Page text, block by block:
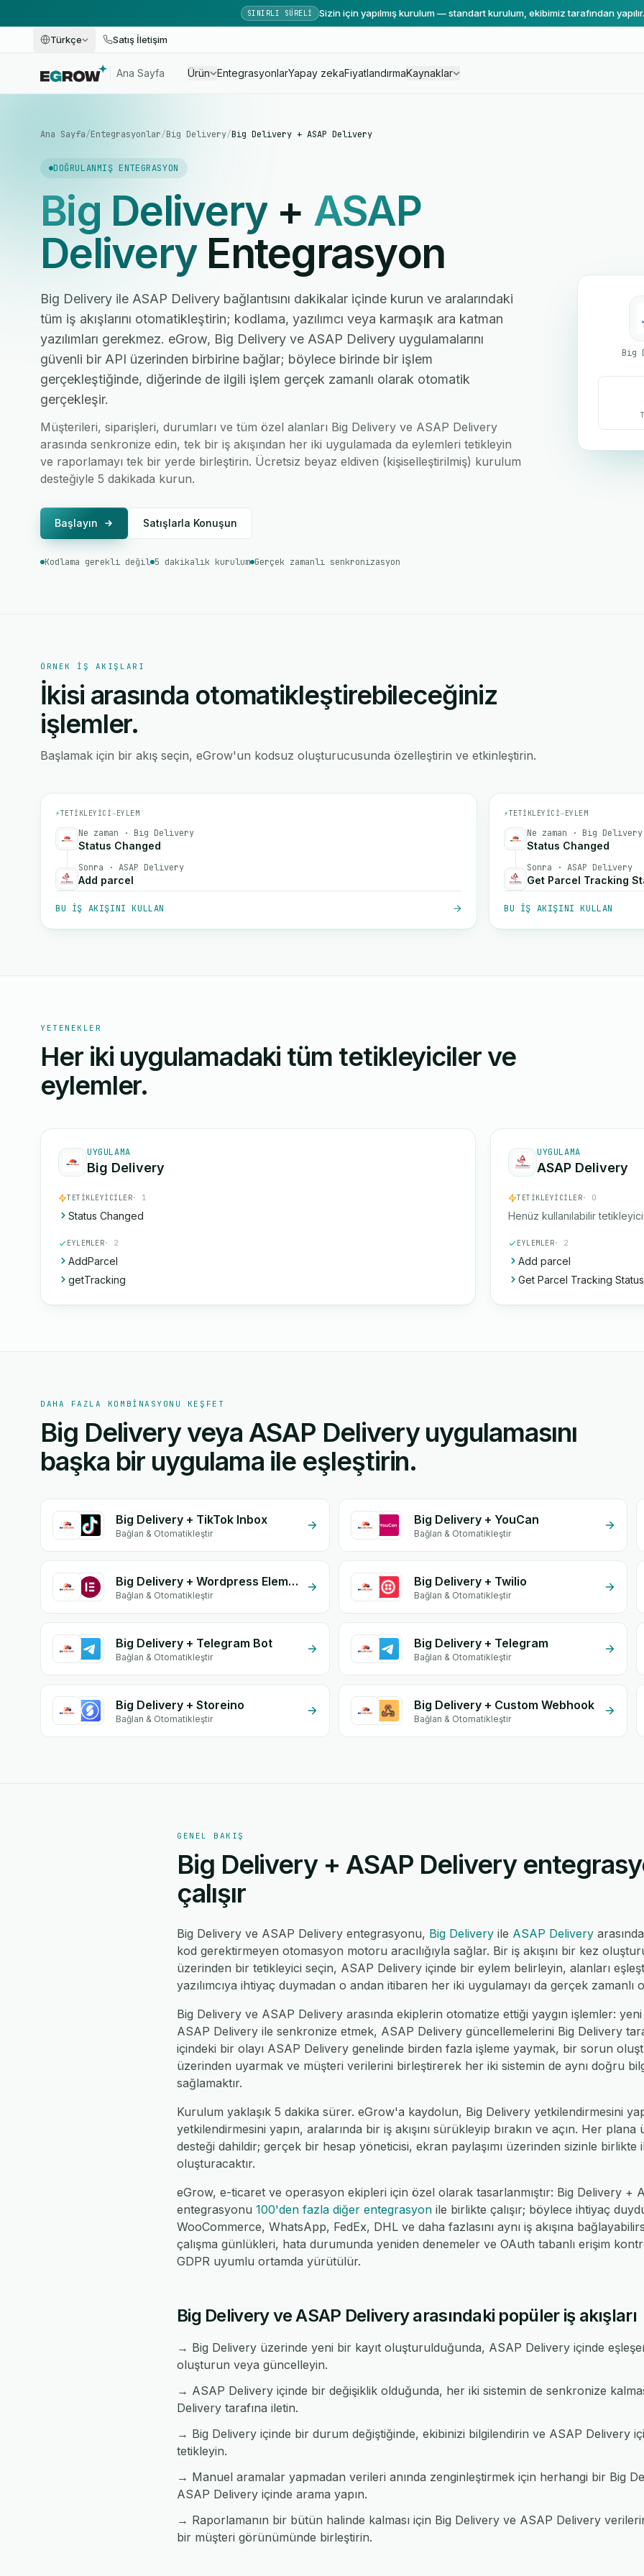
SINIRLI SÜRELI Sizin için yapılmış kurulum — standart kurulum, ekibimiz tarafından yapılır.
Türkçe Satış İletişim
Ana Sayfa Ürün EntegrasyonlarYapay zekaFiyatlandırmaKaynaklar
Ana Sayfa/Entegrasyonlar/Big Delivery/Big Delivery + ASAP Delivery
DOĞRULANMIŞ ENTEGRASYON
Big Delivery + ASAP
Delivery Entegrasyon
Big Delivery ile ASAP Delivery bağlantısını dakikalar içinde kurun ve aralarındaki
tüm iş akışlarını otomatikleştirin; kodlama, yazılımcı veya karmaşık ara katman
yazılımları gerekmez. eGrow, Big Delivery ve ASAP Delivery uygulamalarını
güvenli bir API üzerinden birbirine bağlar; böylece birinde bir işlem
gerçekleştiğinde, diğerinde de ilgili işlem gerçek zamanlı olarak otomatik
gerçekleşir.
Müşterileri, siparişleri, durumları ve tüm özel alanları Big Delivery ve ASAP Delivery
arasında senkronize edin, tek bir iş akışından her iki uygulamada da eylemleri tetikleyin
ve raporlamayı tek bir yerde birleştirin. Ücretsiz beyaz eldiven (kişiselleştirilmiş) kurulum
desteğiyle 5 dakikada kurun.
Başlayın Satışlarla Konuşun
Kodlama gerekli değil 5 dakikalık kurulum Gerçek zamanlı senkronizasyon
Big
ÖRNEK IŞ AKIŞLARI
İkisi arasında otomatikleştirebileceğiniz
işlemler.
Başlamak için bir akış seçin, eGrow'un kodsuz oluşturucusunda özelleştirin ve etkinleştirin.
⚡TETIKLEYICI→EYLEM
Ne zaman · Big Delivery
Status Changed
Sonra · ASAP Delivery
Add parcel
BU IŞ AKIŞINI KULLAN
⚡TETIKLEYICI→EYLEM
Ne zaman · Big Delivery
Status Changed
Sonra · ASAP Delivery
Get Parcel Tracking
BU IŞ AKIŞINI KULLAN
YETENEKLER
Her iki uygulamadaki tüm tetikleyiciler ve
eylemler.
UYGULAMA
Big Delivery
TETIKLEYICILER· 1
Status Changed
EYLEMLER· 2
AddParcel
getTracking
UYGULAMA
ASAP Delivery
TETIKLEYICILER· 0
Henüz kullanılabilir
EYLEMLER· 2
Add parcel
Get Parcel Tracking Status
DAHA FAZLA KOMBINASYONU KEŞFET
Big Delivery veya ASAP Delivery uygulamasını
başka bir uygulama ile eşleştirin.
Big Delivery + TikTok Inbox
Bağlan & Otomatikleştir
Big Delivery + YouCan
Bağlan & Otomatikleştir
Big Delivery + Wordpress Elementor
Bağlan & Otomatikleştir
Big Delivery + Twilio
Bağlan & Otomatikleştir
Big Delivery + Telegram Bot
Bağlan & Otomatikleştir
Big Delivery + Telegram
Bağlan & Otomatikleştir
Big Delivery + Storeino
Bağlan & Otomatikleştir
Big Delivery + Custom Webhook
Bağlan & Otomatikleştir
GENEL BAKIŞ
Big Delivery + ASAP Delivery
çalışır
Big Delivery ve ASAP Delivery entegrasyonu, Big Delivery ile ASAP Delivery
kod gerektirmeyen otomasyon motoru aracılığıyla sağlar. Bir iş akışını bir kez
üzerinden bir tetikleyici seçin, ASAP Delivery içinde bir eylem belirleyin, alanları
yazılımcıya ihtiyaç duymadan o andan itibaren her iki uygulamayı da gerçek
Big Delivery ve ASAP Delivery arasında ekiplerin otomatize ettiği yaygın işlemler: yeni
ASAP Delivery ile senkronize etmek, ASAP Delivery güncellemelerini Big Delivery
içindeki bir olayı ASAP Delivery genelinde birden fazla işleme yaymak, bir sorun
üzerinden uyarmak ve müşteri verilerini birleştirerek her iki sistemin de aynı doğru
sağlamaktır.
Kurulum yaklaşık 5 dakika sürer. eGrow'a kaydolun, Big Delivery yetkilendirmesini
yetkilendirmesini yapın, aralarında bir iş akışını sürükleyip bırakın ve açın. Her
desteği dahildir; gerçek bir hesap yöneticisi, ekran paylaşımı üzerinden sizinle birlikte ilk
oluşturacaktır.
eGrow, e-ticaret ve operasyon ekipleri için özel olarak tasarlanmıştır: Big Delivery +
entegrasyonu 100'den fazla diğer entegrasyon ile birlikte çalışır; böylece ihtiyaç
WooCommerce, WhatsApp, FedEx, DHL ve daha fazlasını aynı iş akışına
çalışma günlükleri, hata durumunda yeniden denemeler ve OAuth tabanlı erişim
GDPR uyumlu ortamda yürütülür.
Big Delivery ve ASAP Delivery arasındaki popüler iş akışları
→ Big Delivery üzerinde yeni bir kayıt oluşturulduğunda, ASAP Delivery içinde
oluşturun veya güncelleyin.
→ ASAP Delivery içinde bir değişiklik olduğunda, her iki sistemin de senkronize
Delivery tarafına iletin.
→ Big Delivery içinde bir durum değiştiğinde, ekibinizi bilgilendirin ve ASAP Delivery
tetikleyin.
→ Manuel aramalar yapmadan verileri anında zenginleştirmek için herhangi bir Big
ASAP Delivery içinde arama yapın.
→ Raporlamanın bir bütün halinde kalması için Big Delivery ve ASAP Delivery
bir müşteri görünümünde birleştirin.